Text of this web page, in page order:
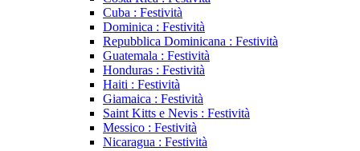
Cuba : Festività
Dominica : Festività
Repubblica Dominicana : Festività
Guatemala : Festività
Honduras : Festività
Haiti : Festività
Giamaica : Festività
Saint Kitts e Nevis : Festività
Messico : Festività
Nicaragua : Festività